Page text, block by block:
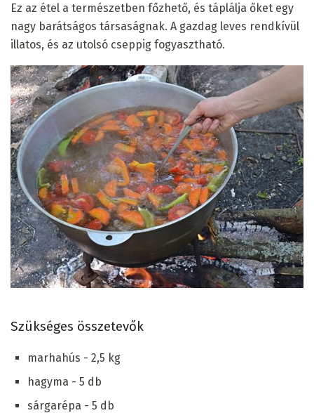
Ez az étel a természetben főzhető, és táplálja őket egy
nagy barátságos társaságnak. A gazdag leves rendkívül
illatos, és az utolsó cseppig fogyasztható.
Szükséges összetevők
marhahús - 2,5 kg
hagyma - 5 db
sárgarépa - 5 db